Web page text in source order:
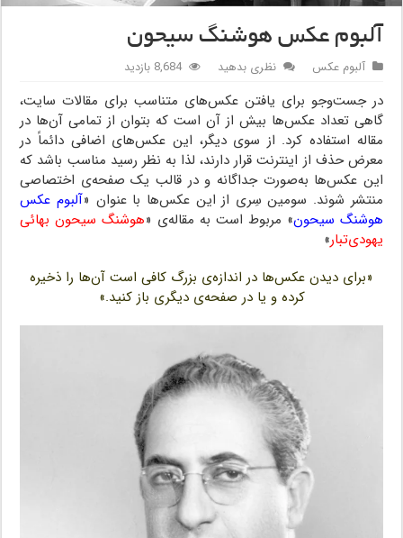
آلبوم عکس هوشنگ سیحون
آلبوم عکس نظری بدهید 8,684 بازدید
در جست‌وجو برای یافتن عکس‌های متناسب برای مقالات سایت،
گاهی تعداد عکس‌ها بیش از آن است که بتوان از تمامی آن‌ها در
مقاله استفاده کرد. از سوی دیگر، این عکس‌های اضافی دائماً در
معرض حذف از اینترنت قرار دارند، لذا به نظر رسید مناسب باشد که
این عکس‌ها به‌صورت جداگانه و در قالب یک صفحه‌‌ی اختصاصی
منتشر شوند. سومین سِری از این عکس‌ها با عنوان «آلبوم عکس
هوشنگ سیحون» مربوط است به مقاله‌ی «هوشنگ سیحون بهائی
یهودی‌تبار»
«برای دیدن عکس‌ها در اندازه‌ی بزرگ کافی است آن‌ها را ذخیره
کرده و یا در صفحه‌ی دیگری باز کنید.»